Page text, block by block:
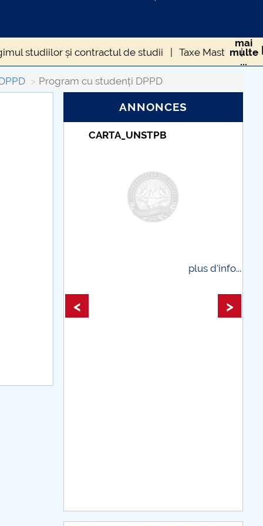
studiilor și contractul de studii Taxe Master
Taxe studenți dublă specializare
mai
multe
...
Program cu studenți DPPD
ANNONCES
Taxe de școlarizare
plus d'info...
< >